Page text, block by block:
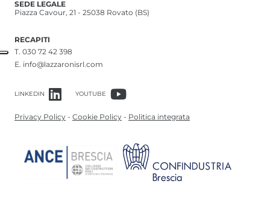
SEDE LEGALE
Piazza Cavour, 21 - 25038 Rovato (BS)
RECAPITI
T. 030 72 42 398
E. info@lazzaronisrl.com
LINKEDIN YOUTUBE
Privacy Policy - Cookie Policy - Politica integrata